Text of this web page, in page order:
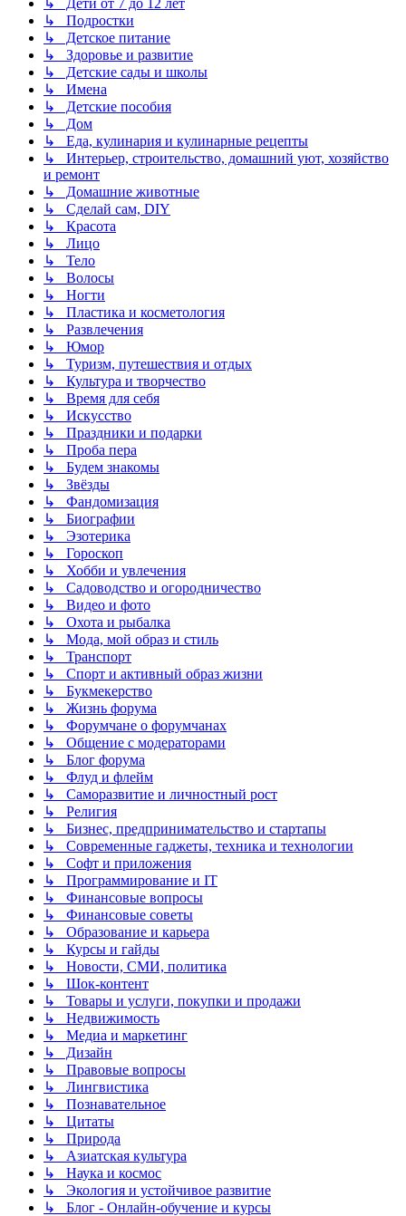
↳ Подростки
↳ Детское питание
↳ Здоровье и развитие
↳ Детские сады и школы
↳ Имена
↳ Детские пособия
↳ Дом
↳ Еда, кулинария и кулинарные рецепты
↳ Интерьер, строительство, домашний уют, хозяйство
и ремонт
↳ Домашние животные
↳ Сделай сам, DIY
↳ Красота
↳ Лицо
↳ Тело
↳ Волосы
↳ Ногти
↳ Пластика и косметология
↳ Развлечения
↳ Юмор
↳ Туризм, путешествия и отдых
↳ Культура и творчество
↳ Время для себя
↳ Искусство
↳ Праздники и подарки
↳ Проба пера
↳ Будем знакомы
↳ Звёзды
↳ Фандомизация
↳ Биографии
↳ Эзотерика
↳ Гороскоп
↳ Хобби и увлечения
↳ Садоводство и огородничество
↳ Видео и фото
↳ Охота и рыбалка
↳ Мода, мой образ и стиль
↳ Транспорт
↳ Спорт и активный образ жизни
↳ Букмекерство
↳ Жизнь форума
↳ Форумчане о форумчанах
↳ Общение с модераторами
↳ Блог форума
↳ Флуд и флейм
↳ Саморазвитие и личностный рост
↳ Религия
↳ Бизнес, предпринимательство и стартапы
↳ Современные гаджеты, техника и технологии
↳ Софт и приложения
↳ Программирование и IT
↳ Финансовые вопросы
↳ Финансовые советы
↳ Образование и карьера
↳ Курсы и гайды
↳ Новости, СМИ, политика
↳ Шок-контент
↳ Товары и услуги, покупки и продажи
↳ Недвижимость
↳ Медиа и маркетинг
↳ Дизайн
↳ Правовые вопросы
↳ Лингвистика
↳ Познавательное
↳ Цитаты
↳ Природа
↳ Азиатская культура
↳ Наука и космос
↳ Экология и устойчивое развитие
↳ Блог - Онлайн-обучение и курсы